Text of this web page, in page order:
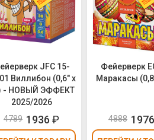
JFC 15-
Виллибон (0,6" х
- НОВЫЙ ЭФФЕКТ
2025/2026
4789 1936 ₽
Фейерверк
Маракасы
4888 1976